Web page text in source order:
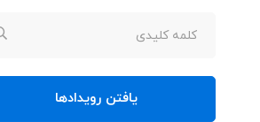
یافتن رویدادها